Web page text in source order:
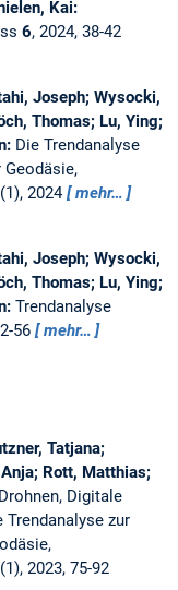
Kai:
6, 2024, 38-42
Joseph; Wysocki,
Thomas; Lu, Ying;
Die Trendanalyse
2024
mehr…
Joseph; Wysocki,
Thomas; Lu, Ying;
Trendanalyse
56
mehr…
Tatjana;
Rott, Matthias;
Drohnen, Digitale
zur
2023, 75-92